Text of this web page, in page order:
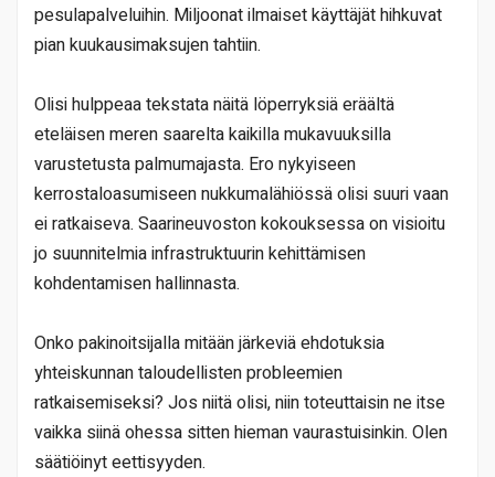
pesulapalveluihin. Miljoonat ilmaiset käyttäjät hihkuvat
pian kuukausimaksujen tahtiin.
Olisi hulppeaa tekstata näitä löperryksiä eräältä
eteläisen meren saarelta kaikilla mukavuuksilla
varustetusta palmumajasta. Ero nykyiseen
kerrostaloasumiseen nukkumalähiössä olisi suuri vaan
ei ratkaiseva. Saarineuvoston kokouksessa on visioitu
jo suunnitelmia infrastruktuurin kehittämisen
kohdentamisen hallinnasta.
Onko pakinoitsijalla mitään järkeviä ehdotuksia
yhteiskunnan taloudellisten probleemien
ratkaisemiseksi? Jos niitä olisi, niin toteuttaisin ne itse
vaikka siinä ohessa sitten hieman vaurastuisinkin. Olen
säätiöinyt eettisyyden.